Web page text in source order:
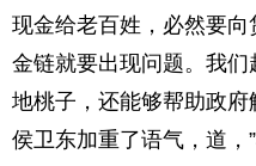
现金给老百姓，必然要
金链就要出现问题。我
地桃子，还能够帮助政府
侯卫东加重了语气，道，